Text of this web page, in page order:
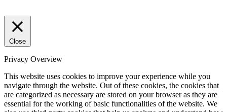
Close
Privacy Overview
This website uses cookies to improve your experience while you
navigate through the website. Out of these cookies, the cookies that
are categorized as necessary are stored on your browser as they are
essential for the working of basic functionalities of the website. We